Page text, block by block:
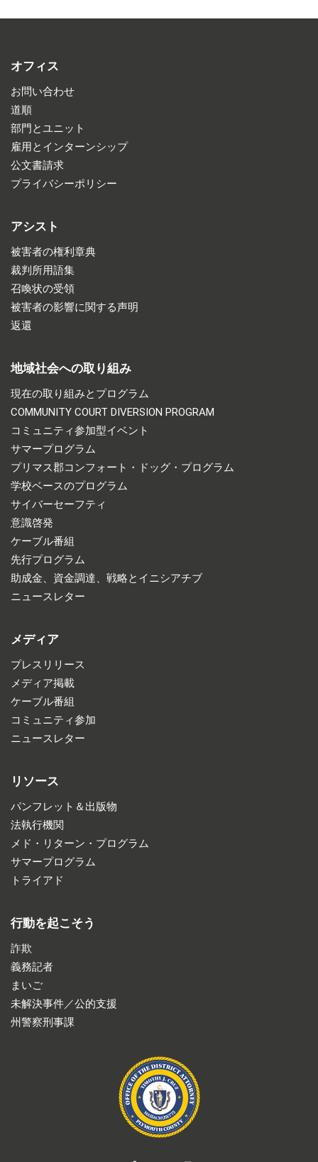
オフィス
お問い合わせ
道順
部門とユニット
雇用とインターンシップ
公文書請求
プライバシーポリシー
アシスト
被害者の権利章典
裁判所用語集
召喚状の受領
被害者の影響に関する声明
返還
地域社会への取り組み
現在の取り組みとプログラム
COMMUNITY COURT DIVERSION PROGRAM
コミュニティ参加型イベント
サマープログラム
プリマス郡コンフォート・ドッグ・プログラム
学校ベースのプログラム
サイバーセーフティ
意識啓発
ケーブル番組
先行プログラム
助成金、資金調達、戦略とイニシアチブ
ニュースレター
メディア
プレスリリース
メディア掲載
ケーブル番組
コミュニティ参加
ニュースレター
リソース
パンフレット＆出版物
法執行機関
メド・リターン・プログラム
サマープログラム
トライアド
行動を起こそう
詐欺
義務記者
まいご
未解決事件／公的支援
州警察刑事課